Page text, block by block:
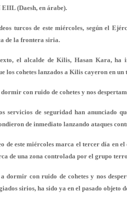
(Daesh, en árabe).
turcos de este miércoles, según el
de la frontera siria.
el alcalde de Kilis, Hasan Kara, ha
los cohetes lanzados a Kilis cayeron en
dormir con ruido de cohetes y nos
servicios de seguridad han anunciado
de inmediato lanzando ataques
de este miércoles marca el tercer día en
de una zona controlada por el grupo
dormir con ruido de cohetes y nos
sirios, ha sido ya en el pasado